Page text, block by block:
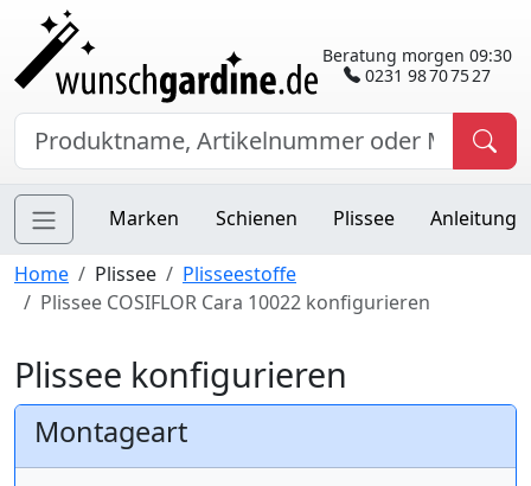
Beratung morgen 09:30
0231 98 70 75 27
Marken Schienen Plissee Anleitung
Home Plissee
Plisseestoffe
Plissee COSIFLOR Cara 10022 konfigurieren
Plissee konfigurieren
Montageart